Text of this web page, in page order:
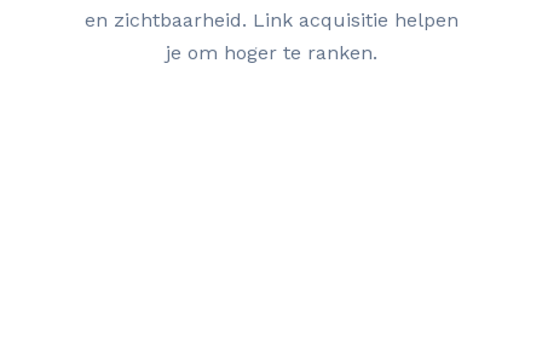
en zichtbaarheid. Link acquisitie helpen
je om hoger te ranken.